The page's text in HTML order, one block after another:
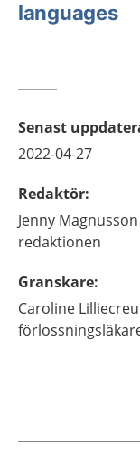
languages
Senast
2022-04-27
Redaktör:
Jenny
redaktionen
Granskare:
Caroline